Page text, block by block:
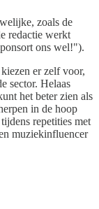
zoals de
redactie werkt
ons wel!").
er zelf voor,
sector. Helaas
het beter zien als
in de hoop
repetities met
muziekinfluencer